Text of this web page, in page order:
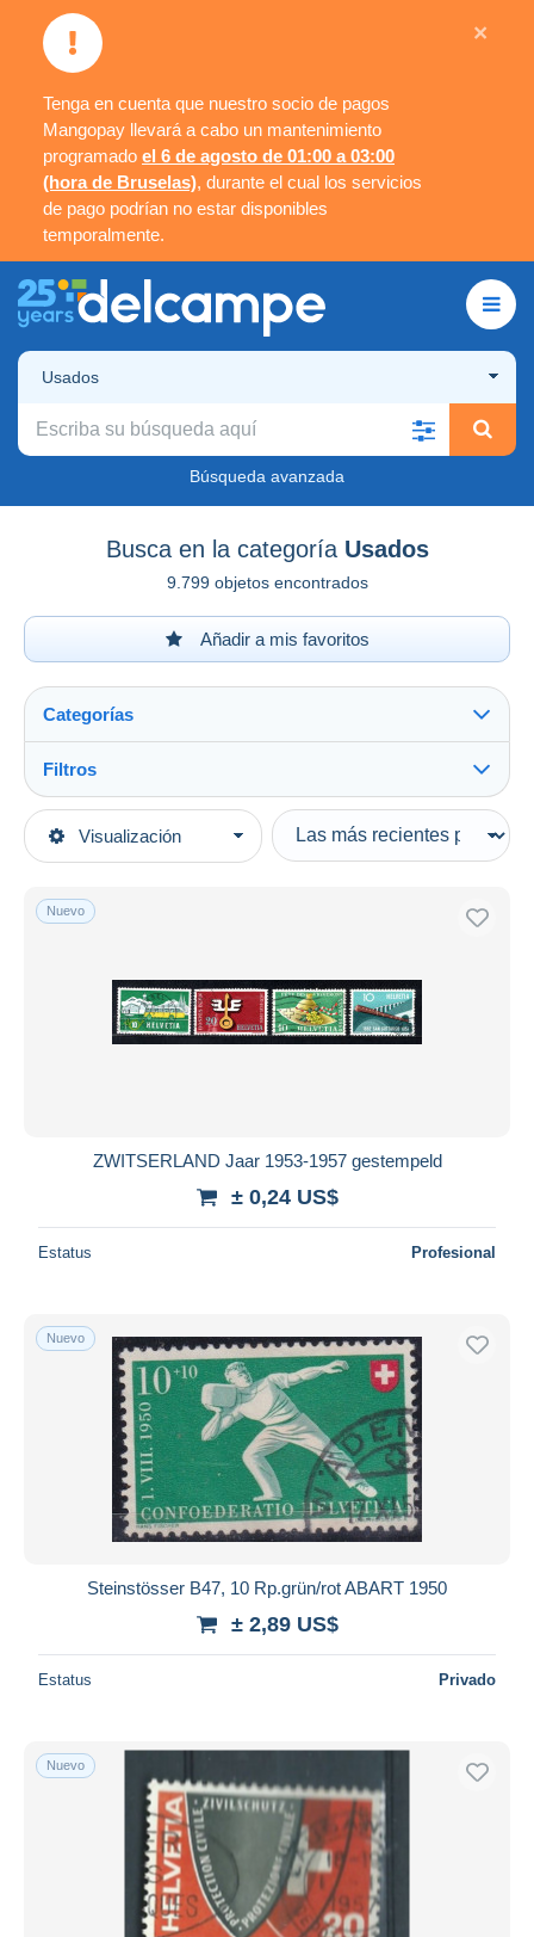
Tenga en cuenta que nuestro socio de pagos
Mangopay llevará a cabo un mantenimiento
programado el 6 de agosto de 01:00 a 03:00
(hora de Bruselas), durante el cual los servicios
de pago podrían no estar disponibles
temporalmente.
×
Usados
Búsqueda avanzada
Busca en la categoría Usados
9.799 objetos encontrados
Añadir a mis favoritos
Visualización
Categorías
Categorías principales
Europa
1950-1959
Filtros
Tipo de venta
Activas
Casa de subastas
Vendidos
Cerrando dentro
Precio
Sólo con descuento
Envío gratis
Métodos de pago
PayPal
Transferencia bancaria
Visa
Mastercard
Deseleccionar todo
Mundo entero
Aplicar
Nuevo
ZWITSERLAND Jaar 1953-1957 gestempeld
± 0,24 US$
Estatus Profesional
Nuevo
Steinstösser B47, 10 Rp.grün/rot ABART 1950
± 2,89 US$
Estatus Privado
Nuevo